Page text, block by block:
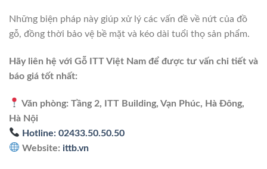
Những biện pháp này giúp xử lý các vấn đề về nứt của đồ
gỗ, đồng thời bảo vệ bề mặt và kéo dài tuổi thọ sản phẩm.
Hãy liên hệ với Gỗ ITT Việt Nam để được tư vấn chi tiết và
báo giá tốt nhất:
Văn phòng: Tầng 2, ITT Building, Vạn Phúc, Hà Đông,
Hà Nội
Hotline: 02433.50.50.50
Website: ittb.vn